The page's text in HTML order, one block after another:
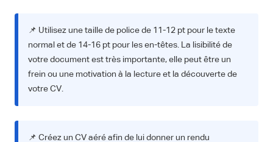
📌 Utilisez une taille de police de 11-12 pt pour le texte
normal et de 14-16 pt pour les en-têtes. La lisibilité de
votre document est très importante, elle peut être un
frein ou une motivation à la lecture et la découverte de
votre CV.
📌 Créez un CV aéré afin de lui donner un rendu